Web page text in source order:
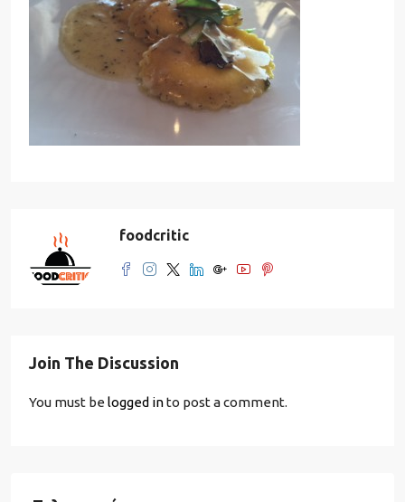
foodcritic
Join The Discussion
You must be logged into post a comment.